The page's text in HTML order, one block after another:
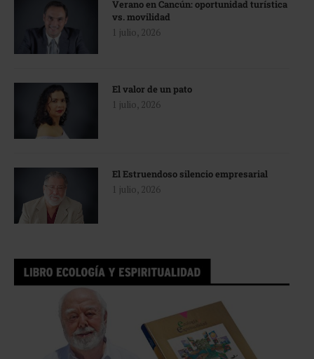
Verano en Cancún: oportunidad turística
vs. movilidad
1 julio, 2026
El valor de un pato
1 julio, 2026
El Estruendoso silencio empresarial
1 julio, 2026